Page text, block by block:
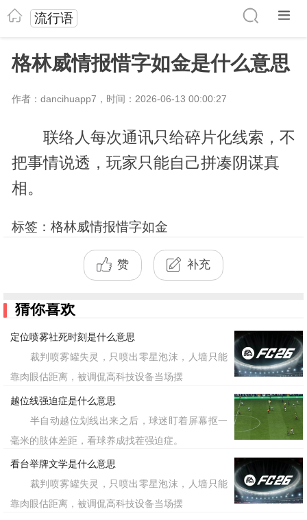
流行语
格林威情报惜字如金是什么意思
作者：dancihuapp7，时间：2026-06-13 00:00:27
联络人每次通讯只给碎片化线索，不
把事情说透，玩家只能自己拼凑阴谋真
相。
标签：格林威情报惜字如金
赞 补充
猜你喜欢
定位喷雾社死时刻是什么意思
裁判喷雾罐失灵，只喷出零星泡沫，人墙只能
靠肉眼估距离，被调侃高科技设备当场摆
越位线强迫症是什么意思
半自动越位划线出来之后，球迷盯着屏幕抠一
毫米的肢体差距，看球养成找茬强迫症。
看台举牌文学是什么意思
裁判喷雾罐失灵，只喷出零星泡沫，人墙只能
靠肉眼估距离，被调侃高科技设备当场摆